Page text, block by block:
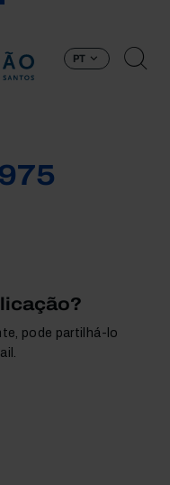
PT
pode partilhá-lo